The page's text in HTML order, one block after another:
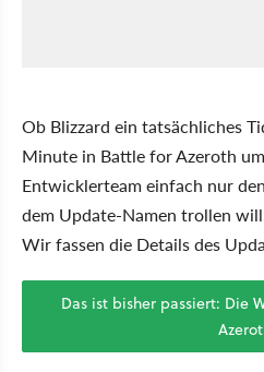
Ob Blizzard ein tatsächliches
Minute in Battle for Azeroth
Entwicklerteam einfach nur
dem Update-Namen trollen
Wir fassen die Details des
Das ist bisher passiert: Die